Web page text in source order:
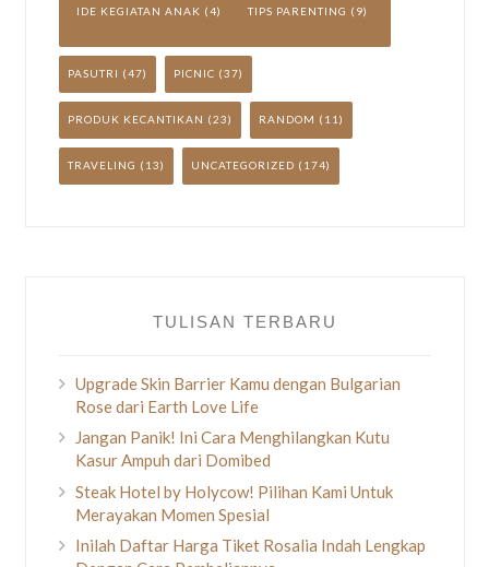
IDE KEGIATAN ANAK (4) TIPS PARENTING (9)
PASUTRI (47) PICNIC (37)
PRODUK KECANTIKAN (23) RANDOM (11)
TRAVELING (13) UNCATEGORIZED (174)
TULISAN TERBARU
Upgrade Skin Barrier Kamu dengan Bulgarian
Rose dari Earth Love Life
Jangan Panik! Ini Cara Menghilangkan Kutu
Kasur Ampuh dari Domibed
Steak Hotel by Holycow! Pilihan Kami Untuk
Merayakan Momen Spesial
Inilah Daftar Harga Tiket Rosalia Indah Lengkap